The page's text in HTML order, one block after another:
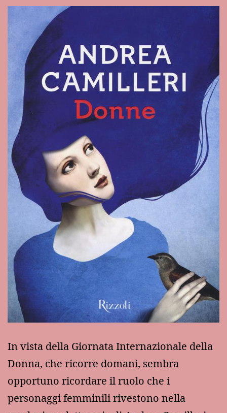
In vista della Giornata Internazionale della
Donna, che ricorre domani, sembra
opportuno ricordare il ruolo che i
personaggi femminili rivestono nella